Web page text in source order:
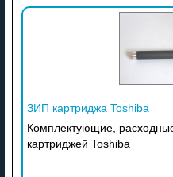
ЗИП картриджа Toshiba
Комплектующие,
картриджей Toshiba